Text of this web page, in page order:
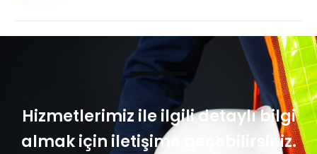
Hizmetlerimiz ile ilgili detaylı bilgi
almak için iletişime geçebilirsiniz.